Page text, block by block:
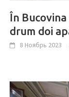
În
drum doi
8 Ноябрь 2023